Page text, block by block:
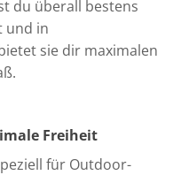
du überall bestens
und in
sie dir maximalen
Freiheit
für Outdoor-